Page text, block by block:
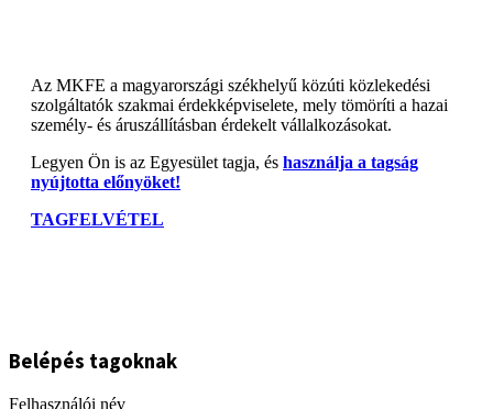
Az MKFE a magyarországi székhelyű közúti közlekedési
szolgáltatók szakmai érdekképviselete, mely tömöríti a hazai
személy- és áruszállításban érdekelt vállalkozásokat.
Legyen Ön is az Egyesület tagja, és használja a tagság
nyújtotta előnyöket!
TAGFELVÉTEL
Belépés tagoknak
Felhasználói név